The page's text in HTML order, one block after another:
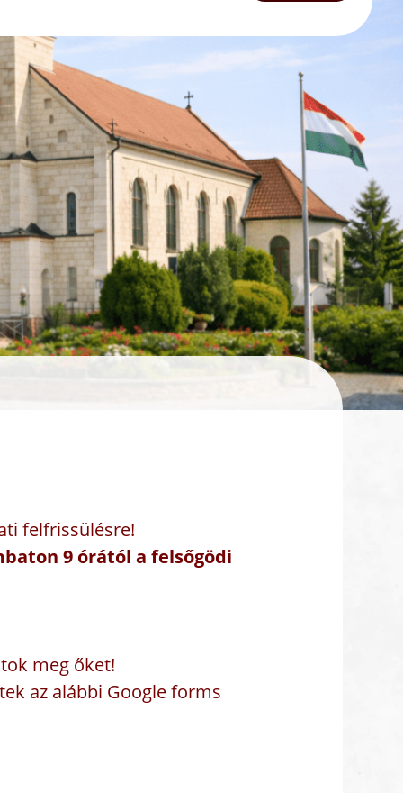
felfrissülésre!
9 órától a felsőgödi
meg őket!
az alábbi Google forms